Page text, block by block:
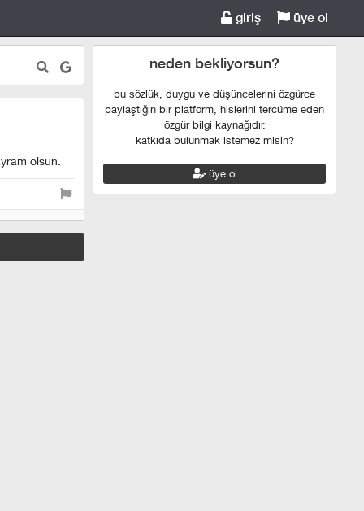
giriş üye ol
olsun.
neden bekliyorsun?
bu sözlük, duygu ve düşüncelerini özgürce
paylaştığın bir platform, hislerini tercüme eden
özgür bilgi kaynağıdır.
katkıda bulunmak istemez misin?
üye ol